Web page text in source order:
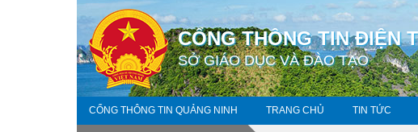
CỔNG THÔNG TIN ĐIỆN
SỞ GIÁO DỤC VÀ ĐÀO TẠO
CỔNG THÔNG TIN QUẢNG NINH TRANG CHỦ TIN TỨC